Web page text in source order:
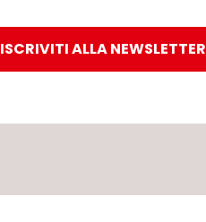
ISCRIVITI ALLA NEWSLETTER